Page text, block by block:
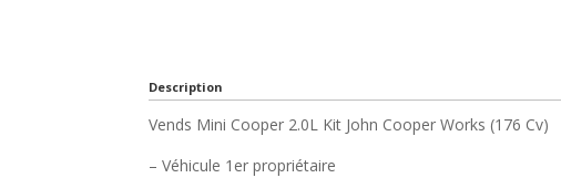
Description
Vends Mini Cooper 2.0L Kit John Cooper Works (176 Cv)
– Véhicule 1er propriétaire